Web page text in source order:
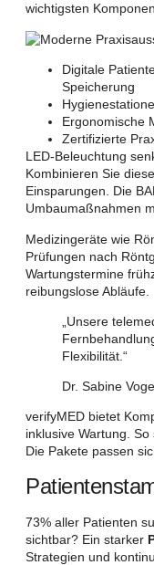
wichtigsten
Digitale
Speicherung
Ergonomische
Zertifizierte
LED-Beleuchtung
Kombinieren Sie
Einsparungen. Die
Umbaumaßnahmen
Medizingeräte wie
Prüfungen nach
Wartungstermine
reibungslose Abläufe.
„Unsere
Flexibilität.“
Dr. Sabine
verifyMED bietet
inklusive Wartung.
Die Pakete passen
73% aller Patienten
sichtbar? Ein starker
Strategien und